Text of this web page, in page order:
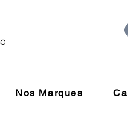
Nos Marques